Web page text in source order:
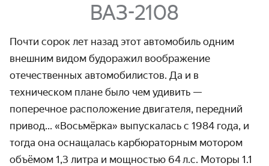
ВАЗ-2108
Почти сорок лет назад этот автомобиль одним
внешним видом будоражил воображение
отечественных автомобилистов. Да и в
техническом плане было чем удивить —
поперечное расположение двигателя, передний
привод... «Восьмёрка» выпускалась с 1984 года, и
тогда она оснащалась карбюраторным мотором
объёмом 1,3 литра и мощностью 64 л.с. Моторы 1.1